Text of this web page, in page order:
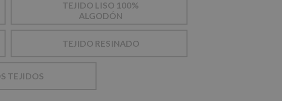
TEJIDO LISO 100%
ALGODÓN
TEJIDO RESINADO
TEJIDOS